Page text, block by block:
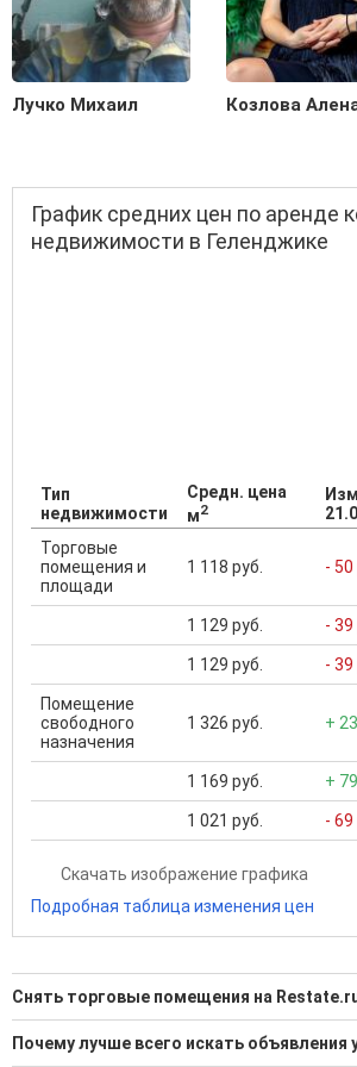
Лучко Михаил Козлова
График средних цен по аренде
недвижимости в Геленджике
Тип
недвижимости
Средн. цена
м2
Торговые
помещения и
площади
1 118 руб. - 50
1 129 руб. - 39
1 129 руб. - 39
Помещение
свободного
назначения
1 326 руб. +
1 169 руб. +
1 021 руб. - 69
Скачать изображение графика
Подробная таблица изменения цен
Снять торговые помещения на
Ищите, как Снять торговые помещения?
Почему лучше всего искать объявления